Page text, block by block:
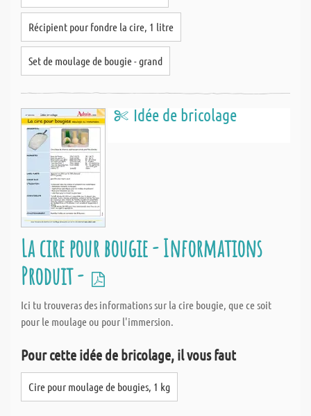
Récipient pour fondre la cire, 1 litre
Set de moulage de bougie - grand
Idée de bricolage
La cire pour bougie - Informations
Produit -
Ici tu trouveras des informations sur la cire bougie, que ce soit
pour le moulage ou pour l'immersion.
Pour cette idée de bricolage, il vous faut
Cire pour moulage de bougies, 1 kg